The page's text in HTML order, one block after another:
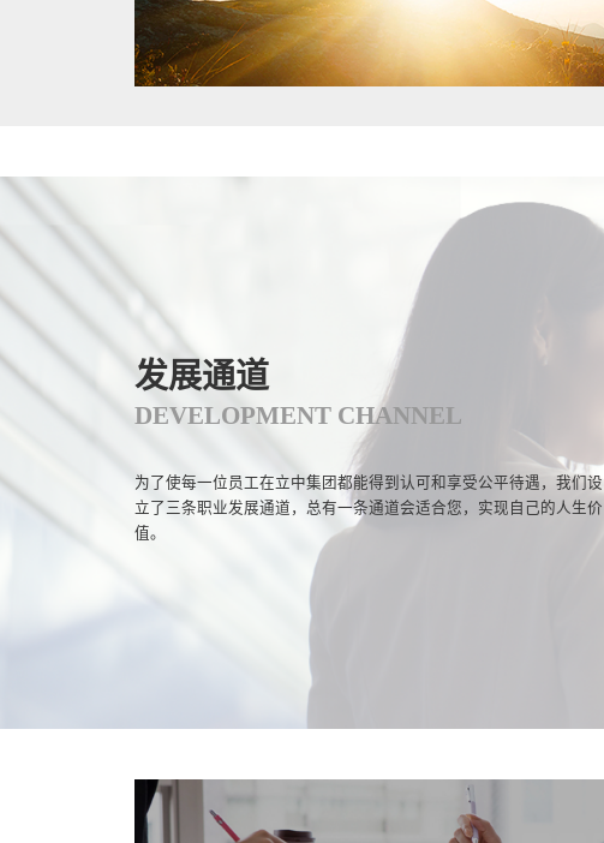
发展通道
DEVELOPMENT CHANNEL
为了使每一位员工在立中集团都能得到认可和享受公平待遇，我们设
立了三条职业发展通道，总有一条通道会适合您，实现自己的人生价
值。